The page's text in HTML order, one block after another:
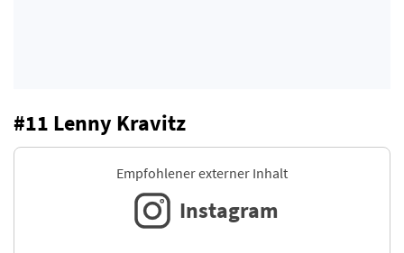
#11 Lenny Kravitz
Empfohlener externer Inhalt
Instagram